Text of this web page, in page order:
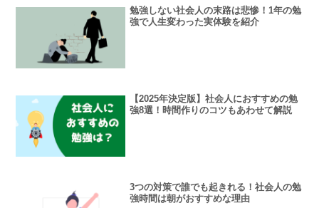
勉強しない社会人の末路は悲惨！1年の勉
強で人生変わった実体験を紹介
【2025年決定版】社会人におすすめの勉
強8選！時間作りのコツもあわせて解説
3つの対策で誰でも起きれる！社会人の勉
強時間は朝がおすすめな理由